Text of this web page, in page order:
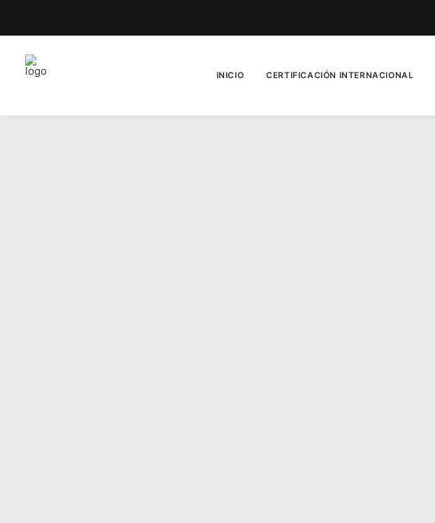
INICIO CERTIFICACIÓN INTERNACIONAL